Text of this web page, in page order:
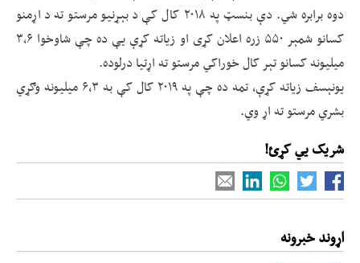
دوه برابره شي. دې بنسټ په ۲۰۱۸ کال کې د بېړنیو مرستو ته د اړمنو
کسانو شمېر ۵۵۰ زره اعلان کړی او زیاته کړې یې ده چې شاوخوا ۳،۶
میلیونه کسانو تېر کال خوراکي مرستو ته اړتیا درلوده.
یونېسف زیاته کړې، تمه ده چې په ۲۰۱۹ کال کې به ۶،۳ میلیونه وګړي
بشري مرستو ته اړ وي.
شریک یي کړئ!
اړوند خبرونه